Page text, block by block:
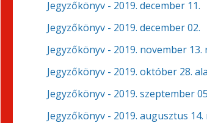
Jegyzőkönyv - 2019. december 11.
Jegyzőkönyv - 2019. december 02.
Jegyzőkönyv - 2019. november 13.
Jegyzőkönyv - 2019. október 28.
Jegyzőkönyv - 2019. szeptember
Jegyzőkönyv - 2019. augusztus 14.